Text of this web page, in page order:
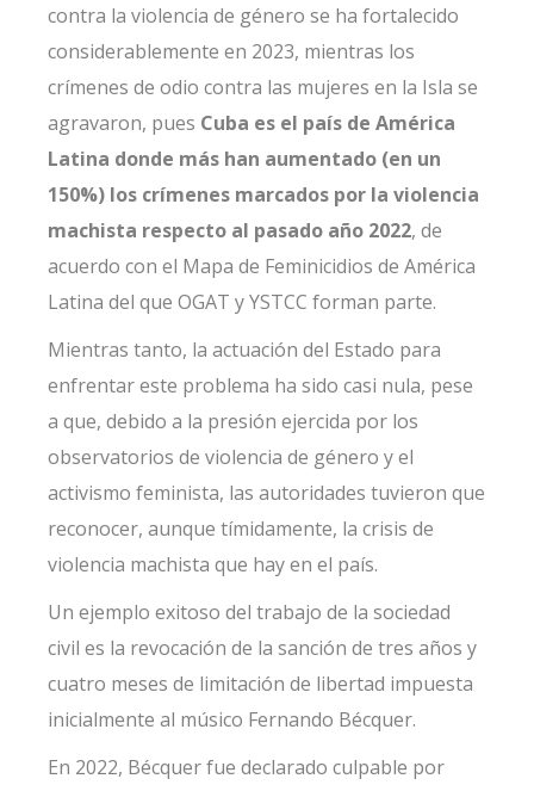
contra la violencia de género se ha fortalecido
considerablemente en 2023, mientras los
crímenes de odio contra las mujeres en la Isla se
agravaron, pues Cuba es el país de América
Latina donde más han aumentado (en un
150%) los crímenes marcados por la violencia
machista respecto al pasado año 2022, de
acuerdo con el Mapa de Feminicidios de América
Latina del que OGAT y YSTCC forman parte.
Mientras tanto, la actuación del Estado para
enfrentar este problema ha sido casi nula, pese
a que, debido a la presión ejercida por los
observatorios de violencia de género y el
activismo feminista, las autoridades tuvieron que
reconocer, aunque tímidamente, la crisis de
violencia machista que hay en el país.
Un ejemplo exitoso del trabajo de la sociedad
civil es la revocación de la sanción de tres años y
cuatro meses de limitación de libertad impuesta
inicialmente al músico Fernando Bécquer.
En 2022, Bécquer fue declarado culpable por